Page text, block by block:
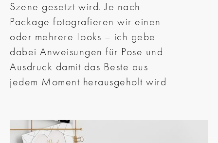
Szene gesetzt wird. Je nach
Package fotografieren wir einen
oder mehrere Looks – ich gebe
dabei Anweisungen für Pose und
Ausdruck damit das Beste aus
jedem Moment herausgeholt wird